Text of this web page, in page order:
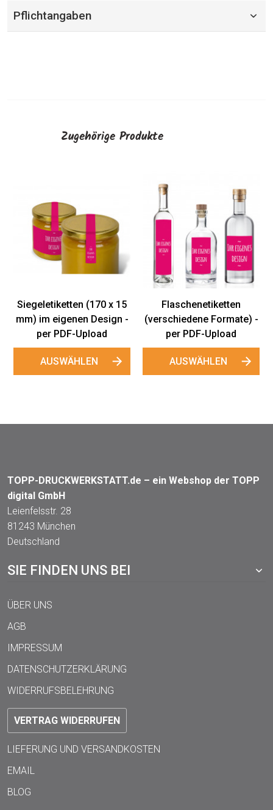
Pflichtangaben
Zugehörige Produkte
-
Mini-Etiketten (65 x 20
mm) - PDF-Upload
eigener Designs
Runde Etiketten - per
Upload
AUSWÄHLEN
TOPP-DRUCKWERKSTATT.de – ein Webshop der TOPP
digital GmbH
Leienfelsstr. 28
81243 München
Deutschland
SIE FINDEN UNS BEI
ÜBER UNS
AGB
IMPRESSUM
DATENSCHUTZERKLÄRUNG
WIDERRUFSBELEHRUNG
VERTRAG WIDERRUFEN
LIEFERUNG UND VERSANDKOSTEN
EMAIL
BLOG